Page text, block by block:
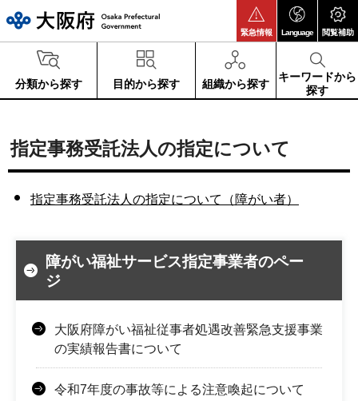
緊急情報 Language 閲覧補助
分類から探す 目的から探す 組織から探す
キーワードから
探す
指定事務受託法人の指定について
指定事務受託法人の指定について（障がい者）
障がい福祉サービス指定事業者のペー
ジ
大阪府障がい福祉従事者処遇改善緊急支援事業
の実績報告書について
令和7年度の事故等による注意喚起について